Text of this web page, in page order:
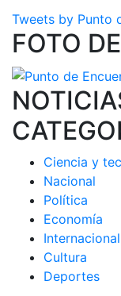
Tweets by Punto
FOTO
Ciencia y
Nacional
Política
Economía
Internacional
Cultura
Deportes